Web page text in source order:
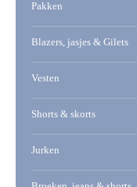
Pakken
Blazers, jasjes & Gilets
Vesten
Shorts & skorts
Jurken